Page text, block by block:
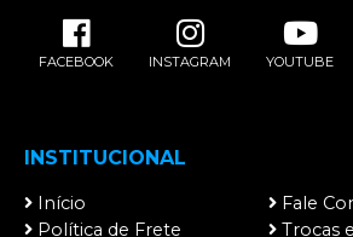
FACEBOOK INSTAGRAM YOUTUBE
INSTITUCIONAL
Início
Fale
Política de Frete
Trocas